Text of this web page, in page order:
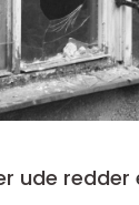
ude